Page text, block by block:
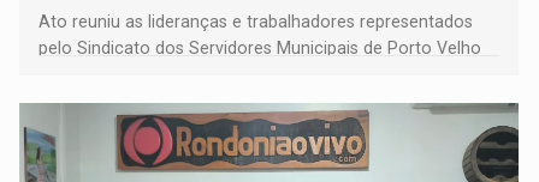
Ato reuniu as lideranças e trabalhadores representados
pelo Sindicato dos Servidores Municipais de Porto Velho